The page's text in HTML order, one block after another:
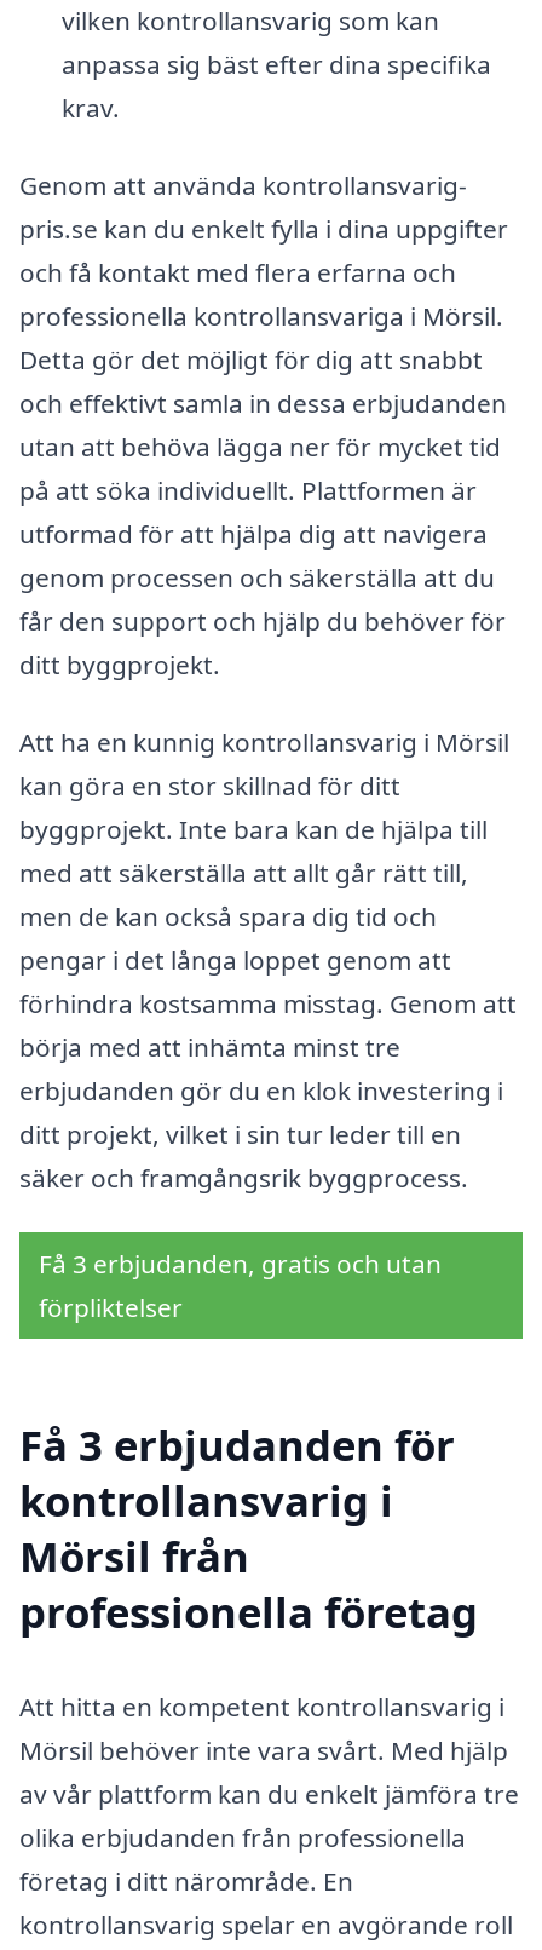
vilken kontrollansvarig som kan
anpassa sig bäst efter dina specifika
krav.
Genom att använda kontrollansvarig-
pris.se kan du enkelt fylla i dina uppgifter
och få kontakt med flera erfarna och
professionella kontrollansvariga i Mörsil.
Detta gör det möjligt för dig att snabbt
och effektivt samla in dessa erbjudanden
utan att behöva lägga ner för mycket tid
på att söka individuellt. Plattformen är
utformad för att hjälpa dig att navigera
genom processen och säkerställa att du
får den support och hjälp du behöver för
ditt byggprojekt.
Att ha en kunnig kontrollansvarig i Mörsil
kan göra en stor skillnad för ditt
byggprojekt. Inte bara kan de hjälpa till
med att säkerställa att allt går rätt till,
men de kan också spara dig tid och
pengar i det långa loppet genom att
förhindra kostsamma misstag. Genom att
börja med att inhämta minst tre
erbjudanden gör du en klok investering i
ditt projekt, vilket i sin tur leder till en
säker och framgångsrik byggprocess.
Få 3 erbjudanden, gratis och utan
förpliktelser
Få 3 erbjudanden för
kontrollansvarig i
Mörsil från
professionella företag
Att hitta en kompetent kontrollansvarig i
Mörsil behöver inte vara svårt. Med hjälp
av vår plattform kan du enkelt jämföra tre
olika erbjudanden från professionella
företag i ditt närområde. En
kontrollansvarig spelar en avgörande roll